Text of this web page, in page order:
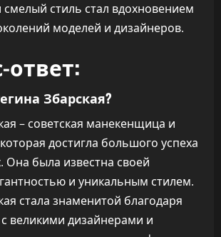
стиль стал вдохновением
моделей и дизайнеров.
ответ:
Збарская?
– советская манекенщица и
достигла большого успеха
Она была известна своей
и уникальным стилем.
стала знаменитой благодаря
великими дизайнерами и